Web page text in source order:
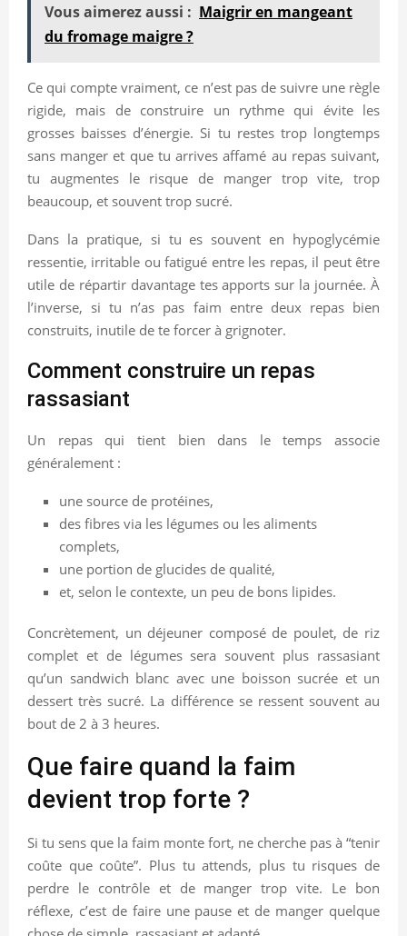
Vous aimerez aussi : Maigrir en mangeant
du fromage maigre ?
Ce qui compte vraiment, ce n’est pas de suivre une règle
rigide, mais de construire un rythme qui évite les
grosses baisses d’énergie. Si tu restes trop longtemps
sans manger et que tu arrives affamé au repas suivant,
tu augmentes le risque de manger trop vite, trop
beaucoup, et souvent trop sucré.
Dans la pratique, si tu es souvent en hypoglycémie
ressentie, irritable ou fatigué entre les repas, il peut être
utile de répartir davantage tes apports sur la journée. À
l’inverse, si tu n’as pas faim entre deux repas bien
construits, inutile de te forcer à grignoter.
Comment construire un repas
rassasiant
Un repas qui tient bien dans le temps associe
généralement :
une source de protéines,
des fibres via les légumes ou les aliments
complets,
une portion de glucides de qualité,
et, selon le contexte, un peu de bons lipides.
Concrètement, un déjeuner composé de poulet, de riz
complet et de légumes sera souvent plus rassasiant
qu’un sandwich blanc avec une boisson sucrée et un
dessert très sucré. La différence se ressent souvent au
bout de 2 à 3 heures.
Que faire quand la faim
devient trop forte ?
Si tu sens que la faim monte fort, ne cherche pas à “tenir
coûte que coûte”. Plus tu attends, plus tu risques de
perdre le contrôle et de manger trop vite. Le bon
réflexe, c’est de faire une pause et de manger quelque